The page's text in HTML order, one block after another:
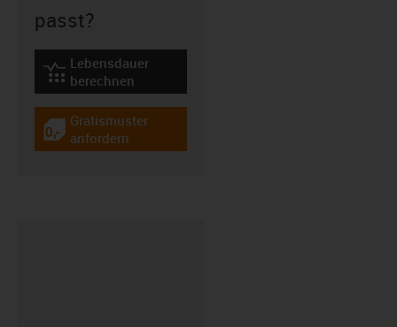
passt?
igus-icon-lebensdauerrechner
Lebensdauer
berechnen
igus-icon-gratismuster
Gratismuster
anfordern